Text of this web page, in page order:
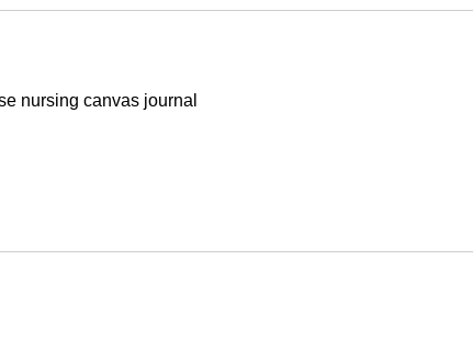
nursing canvas journal